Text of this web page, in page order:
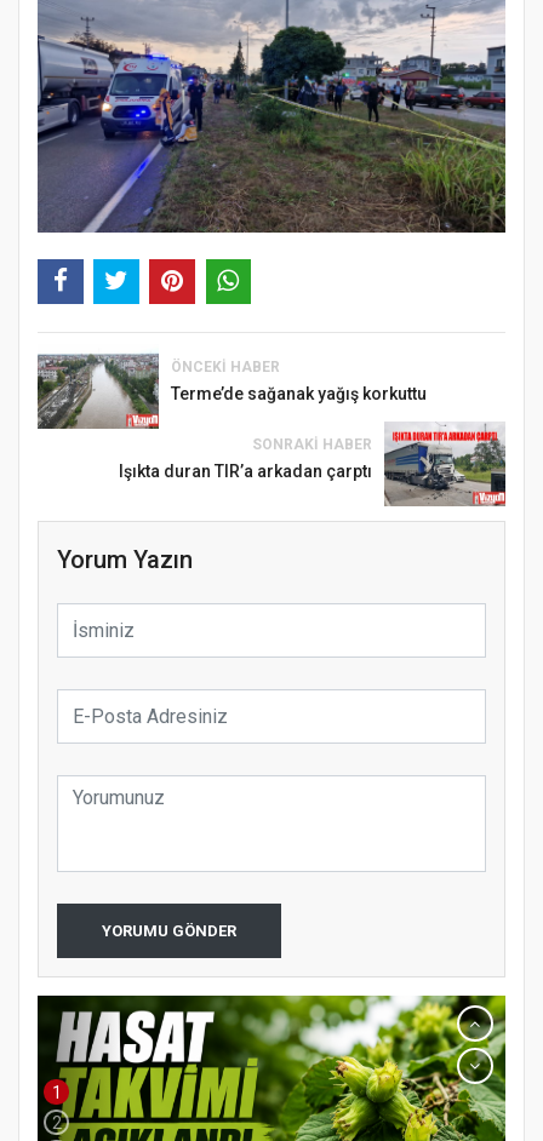
ÖNCEKI HABER
Terme’de sağanak yağış korkuttu
SONRAKI HABER
Işıkta duran TIR’a arkadan çarptı
Yorum Yazın
YORUMU GÖNDER
1
2